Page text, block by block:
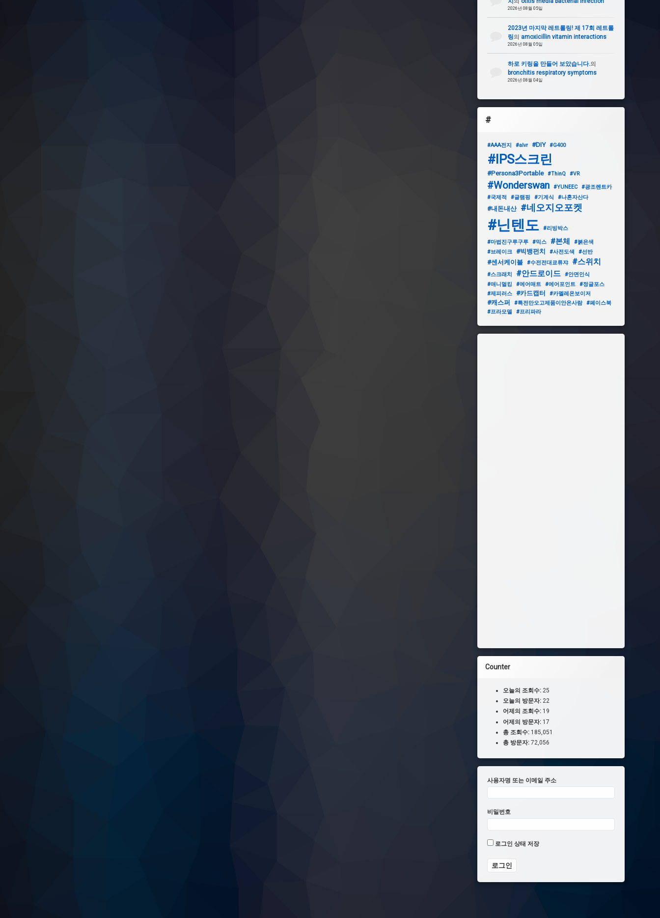
2026년 08월 05일
2023년 마지막 레트롤링! 제 17회 레트롤
링의 amoxicillin vitamin interactions
2026년 08월 05일
하로 키링을 만들어 보았습니다.의
bronchitis respiratory symptoms
2026년 08월 04일
#
#AAA전지 #alvr #DIY #G400
#IPS스크린
#Persona3Portable #ThinQ #VR
#Wonderswan #YUNEEC
#광조렌트카
#국제적
#글램핑 #기계식 #나혼자산다
#내돈내산 #네오지오포켓
#닌텐도 #리빙박스
#마법진구루구루 #믹스 #본체
#붉은색
#브레이크
#빅뱅펀치 #사전도색 #선반
#센서케이블 #수전전대쿄류쟈 #스위치
#스크래치 #안드로이드
#안면인식
#애니멀킹
#에어매트 #에어포인트
#정글포스
#제피러스
#카드캡터 #카멜레온보이저
#캐스퍼 #특전만오고제품이안온사람
#페이스북
#프라모델
#프리파라
Counter
오늘의 조회수: 25
오늘의 방문자: 22
어제의 조회수: 19
어제의 방문자: 17
총 조회수: 185,051
총 방문자: 72,056
사용자명 또는 이메일 주소
비밀번호
로그인 상태 저장